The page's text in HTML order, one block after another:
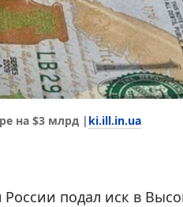
на $3 млрд | ki.ill.in.ua
подал иск в